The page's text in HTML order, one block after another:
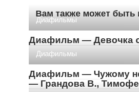
Вам также может быть
Диафильмы
Диафильм — Девочка
Диафильмы
Диафильм — Чужому
— Грандова В.,